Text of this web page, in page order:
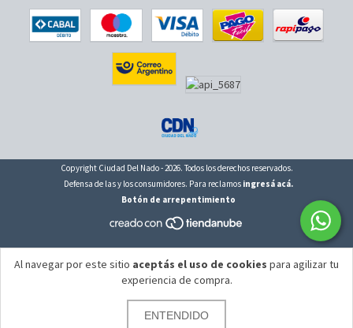
Al navegar por este sitio aceptás el uso de cookies para agilizar tu
experiencia de compra.
ENTENDIDO
Copyright Ciudad Del Nado - 2026. Todos los derechos reservados.
Defensa de las y los consumidores. Para reclamos ingresá acá.
Botón de arrepentimiento